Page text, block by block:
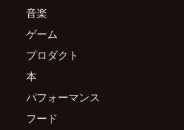
音楽
ゲーム
プロダクト
本
パフォーマンス
フード